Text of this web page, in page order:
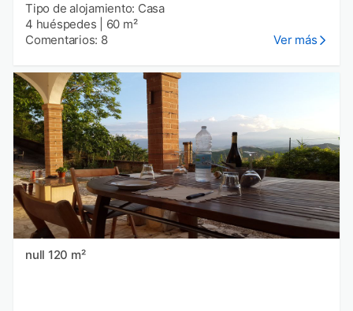
Tipo de alojamiento: Casa
4 huéspedes
60 m²
Comentarios: 8
Ver más
null 120 m²